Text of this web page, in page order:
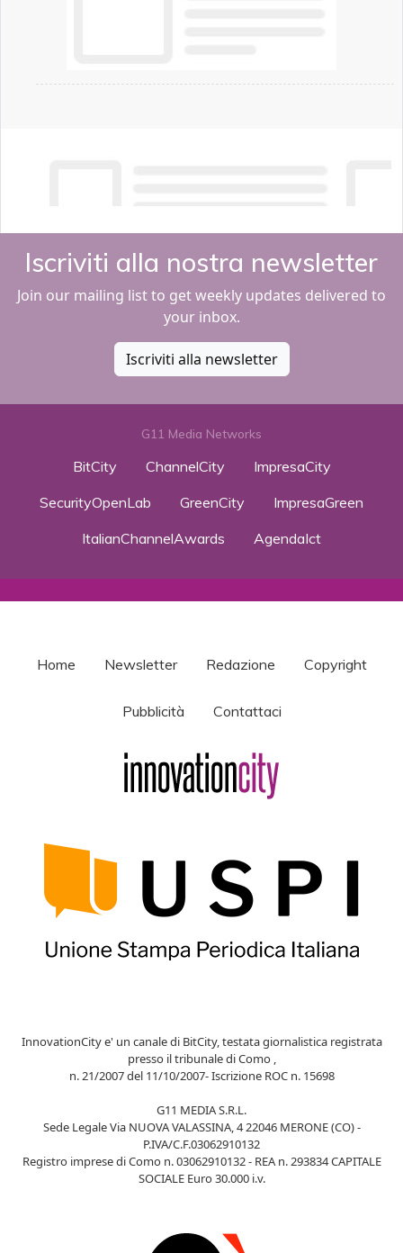
Iscriviti alla nostra newsletter
Join our mailing list to get weekly updates delivered to
your inbox.
Iscriviti alla newsletter
G11 Media Networks
BitCity ChannelCity
ImpresaCity
SecurityOpenLab
GreenCity
ImpresaGreen
ItalianChannelAwards
AgendaIct
Home Newsletter Redazione Copyright
Pubblicità Contattaci
InnovationCity e' un canale di BitCity, testata giornalistica registrata
presso il tribunale di Como ,
n. 21/2007 del 11/10/2007- Iscrizione ROC n. 15698
G11 MEDIA S.R.L.
Sede Legale Via NUOVA VALASSINA, 4 22046 MERONE (CO) -
P.IVA/C.F.03062910132
Registro imprese di Como n. 03062910132 - REA n. 293834 CAPITALE
SOCIALE Euro 30.000 i.v.